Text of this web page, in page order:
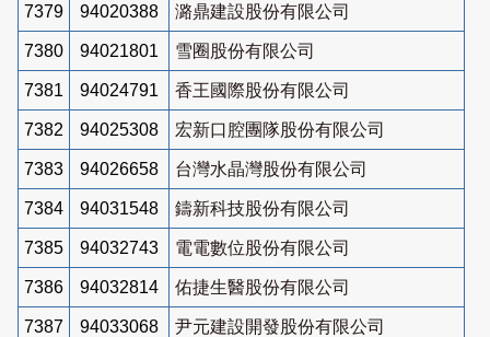
7379 94020388 潞鼎建設股份有限公司
7380 94021801 雪圈股份有限公司
7381 94024791 香王國際股份有限公司
7382 94025308 宏新口腔團隊股份有限公司
7383 94026658 台灣水晶灣股份有限公司
7384 94031548 鑄新科技股份有限公司
7385 94032743 電電數位股份有限公司
7386 94032814 佑捷生醫股份有限公司
7387 94033068 尹元建設開發股份有限公司